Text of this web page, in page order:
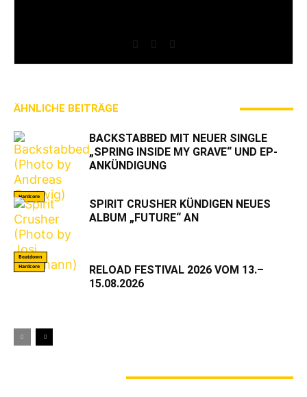
ÄHNLICHE BEITRÄGE
Hardcore
BACKSTABBED MIT NEUER SINGLE
„SPRING INSIDE MY GRAVE“ UND EP-
ANKÜNDIGUNG
Hardcore
SPIRIT CRUSHER KÜNDIGEN NEUES
ALBUM „FUTURE“ AN
Beatdown
RELOAD FESTIVAL 2026 VOM 13.–
15.08.2026